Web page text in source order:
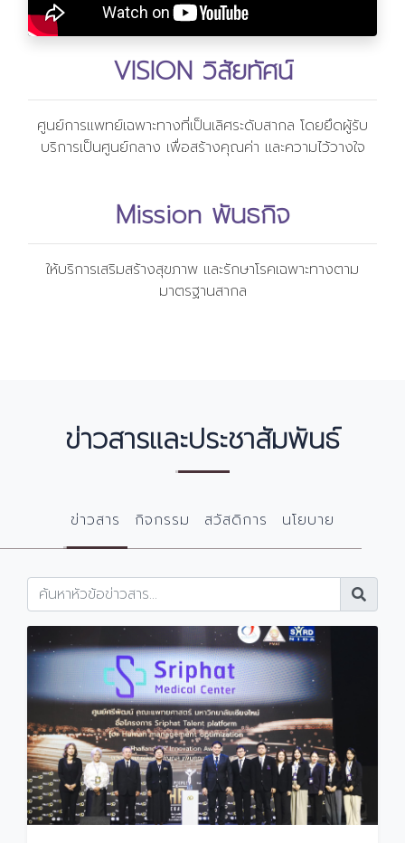
VISION วิสัยทัศน์
ศูนย์การแพทย์เฉพาะทางที่เป็นเลิศระดับสากล โดยยึดผู้รับ
บริการเป็นศูนย์กลาง เพื่อสร้างคุณค่า และความไว้วางใจ
Mission พันธกิจ
ให้บริการเสริมสร้างสุขภาพ และรักษาโรคเฉพาะทางตาม
มาตรฐานสากล
ข่าวสารและประชาสัมพันธ์
ข่าวสาร กิจกรรม สวัสดิการ นโยบาย